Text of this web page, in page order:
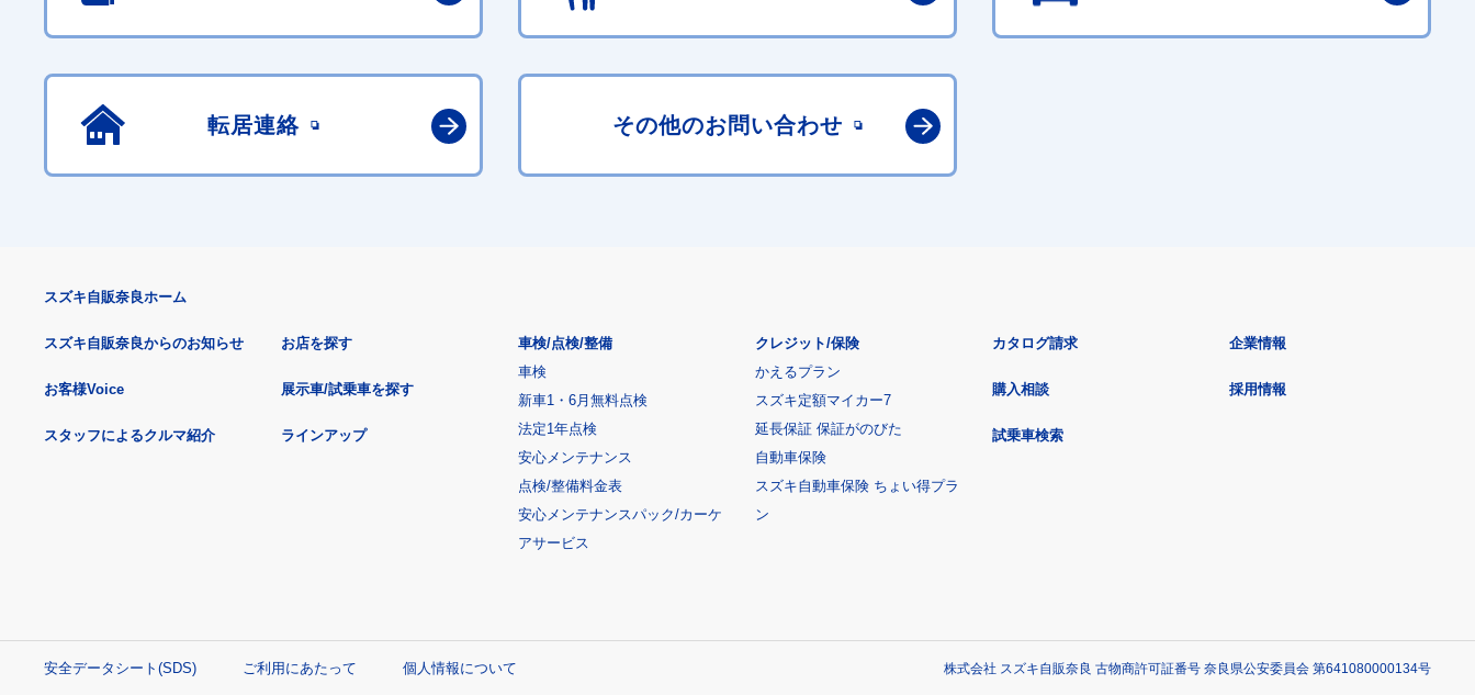
転居連絡 その他のお問い合わせ
スズキ自販奈良ホーム
スズキ自販奈良からのお知らせ
お客様Voice
スタッフによるクルマ紹介
お店を探す
展示車/試乗車を探す
ラインアップ
車検/点検/整備
車検
新車1・6月無料点検
法定1年点検
安心メンテナンス
点検/整備料金表
安心メンテナンスパック/カーケ
アサービス
クレジット/保険
かえるプラン
スズキ定額マイカー7
延長保証 保証がのびた
自動車保険
スズキ自動車保険 ちょい得プラ
ン
カタログ請求
購入相談
試乗車検索
企業情報
採用情報
安全データシート(SDS) ご利用にあたって 個人情報について 株式会社 スズキ自販奈良 古物商許可証番号 奈良県公安委員会 第641080000134号